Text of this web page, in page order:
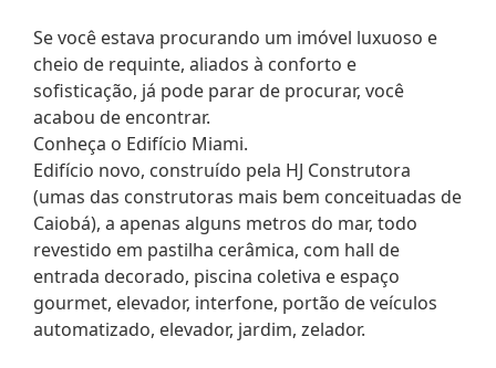
Se você estava procurando um imóvel luxuoso e
cheio de requinte, aliados à conforto e
sofisticação, já pode parar de procurar, você
acabou de encontrar.
Conheça o Edifício Miami.
Edifício novo, construído pela HJ Construtora
(umas das construtoras mais bem conceituadas de
Caiobá), a apenas alguns metros do mar, todo
revestido em pastilha cerâmica, com hall de
entrada decorado, piscina coletiva e espaço
gourmet, elevador, interfone, portão de veículos
automatizado, elevador, jardim, zelador.